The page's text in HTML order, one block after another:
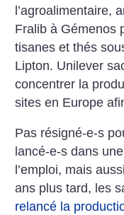
l’agroalimentaire,
Fralib à Gémenos
tisanes et thés
Lipton. Unilever
concentrer la
sites en Europe
Pas résigné-e-s
lancé-e-s dans une
l’emploi, mais
ans plus tard, les
relancé la